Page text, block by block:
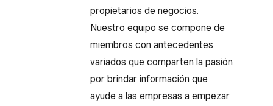
propietarios de negocios.
Nuestro equipo se compone de
miembros con antecedentes
variados que comparten la pasión
por brindar información que
ayude a las empresas a empezar